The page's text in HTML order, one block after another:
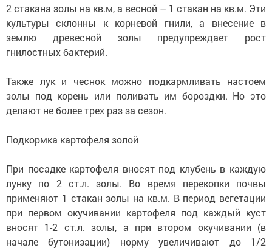
2 стакана золы на кв.м, а весной – 1 стакан на кв.м. Эти
культуры склонны к корневой гнили, а внесение в
землю древесной золы предупреждает рост
гнилостных бактерий.
Также лук и чеснок можно подкармливать настоем
золы под корень или поливать им бороздки. Но это
делают не более трех раз за сезон.
Подкормка картофеля золой
При посадке картофеля вносят под клубень в каждую
лунку по 2 ст.л. золы. Во время перекопки почвы
применяют 1 стакан золы на кв.м. В период вегетации
при первом окучивании картофеля под каждый куст
вносят 1-2 ст.л. золы, а при втором окучивании (в
начале бутонизации) норму увеличивают до 1/2